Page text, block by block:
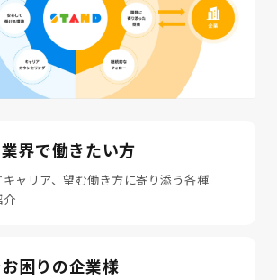
界で働きたい方
ャリア、望む働き方に寄り添う各種
介
困りの企業様